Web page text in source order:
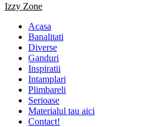
Primary
Izzy Zone
Acasa
Banalitati
Diverse
Ganduri
Inspiratii
Intamplari
Plimbareli
Serioase
Materialul tau aici
Contact!